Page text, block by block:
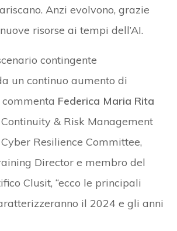
Anzi evolvono, grazie
risorse ai tempi dell’AI.
contingente
un continuo aumento di
Federica Maria Rita
Continuity & Risk Management
Resilience Committee,
Director e membro del
Clusit, “ecco le principali
il 2024 e gli anni